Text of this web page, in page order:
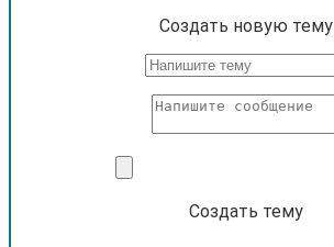
Cоздать новую тему
Создать тему